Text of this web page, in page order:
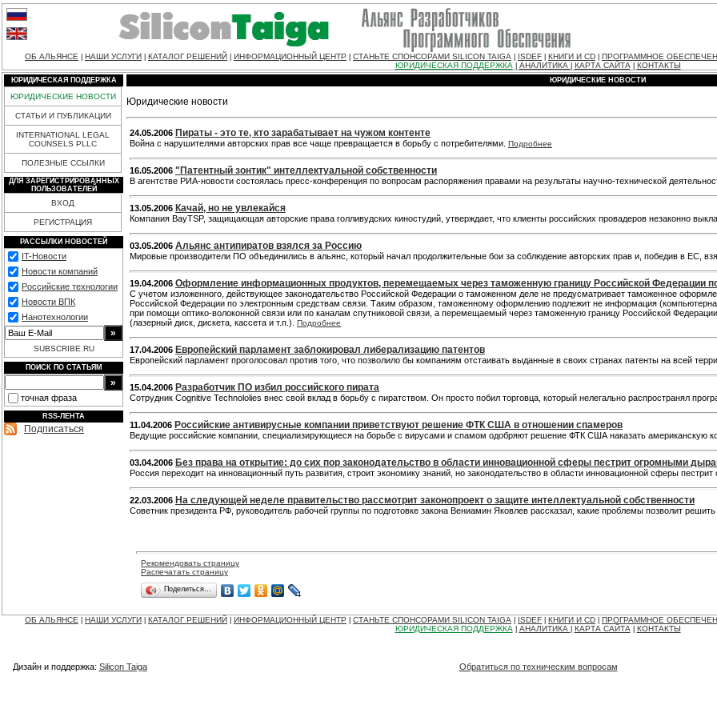
ОБ АЛЬЯНСЕ НАШИ УСЛУГИ КАТАЛОГ РЕШЕНИЙ ИНФОРМАЦИОННЫЙ ЦЕНТР СТАНЬТЕ СПОНСОРАМИ SILICON TAIGA ISDEF КНИГИ И CD
ПРОГРАММНОЕ
ЮРИДИЧЕСКАЯ ПОДДЕРЖКА| АНАЛИТИКА КАРТА САЙТА| КОНТАКТЫ
ЮРИДИЧЕСКАЯ ПОДДЕРЖКА
ЮРИДИЧЕСКИЕ НОВОСТИ
СТАТЬИ И ПУБЛИКАЦИИ
INTERNATIONAL LEGAL
COUNSELS PLLC
ПОЛЕЗНЫЕ ССЫЛКИ
ДЛЯ ЗАРЕГИСТРИРОВАННЫХ
ПОЛЬЗОВАТЕЛЕЙ
ВХОД
РЕГИСТРАЦИЯ
РАССЫЛКИ НОВОСТЕЙ
IT-Новости
Новости компаний
Российские технологии
Новости ВПК
Нанотехнологии
SUBSCRIBE.RU
ПОИСК ПО СТАТЬЯМ
точная фраза
RSS-ЛЕНТА
Подписаться
ЮРИДИЧЕСКИЕ НОВОСТИ
Юридические новости
24.05.2006 Пираты - это те, кто зарабатывает на чужом контенте
Война с нарушителями авторских прав все чаще превращается в борьбу с потребителями. Подробнее
16.05.2006 "Патентный зонтик" интеллектуальной собственности
В агентстве РИА-новости состоялась пресс-конференция по вопросам распоряжения правами на результаты научно-технической
13.05.2006 Качай, но не увлекайся
Компания BayTSP, защищающая авторские права голливудских киностудий, утверждает, что клиенты российских провадеров незаконно
03.05.2006 Альянс антипиратов взялся за Россию
Мировые производители ПО объединились в альянс, который начал продолжительные бои за соблюдение авторских прав и, победив в ЕС,
19.04.2006 Оформление информационных продуктов, перемещаемых через таможенную границу Российской Федерации
С учетом изложенного, действующее законодательство Российской Федерации о таможенном деле не предусматривает таможенное
Российской Федерации по электронным средствам связи. Таким образом, таможенному оформлению подлежит не информация
при помощи оптико-волоконной связи или по каналам спутниковой связи, а перемещаемый через таможенную границу Российской
(лазерный диск, дискета, кассета и т.п.). Подробнее
17.04.2006 Европейский парламент заблокировал либерализацию патентов
Европейский парламент проголосовал против того, что позволило бы компаниям отстаивать выданные в своих странах патенты на всей
15.04.2006 Разработчик ПО избил российского пирата
Сотрудник Cognitive Technololies внес свой вклад в борьбу с пиратством. Он просто побил торговца, который нелегально распространял
11.04.2006 Российские антивирусные компании приветствуют решение ФТК США в отношении спамеров
Ведущие российские компании, специализирующиеся на борьбе с вирусами и спамом одобряют решение ФТК США наказать
03.04.2006 Без права на открытие: до сих пор законодательство в области инновационной сферы пестрит огромными
Россия переходит на инновационный путь развития, строит экономику знаний, но законодательство в области инновационной сферы
22.03.2006 На следующей неделе правительство рассмотрит законопроект о защите интеллектуальной собственности
Советник президента РФ, руководитель рабочей группы по подготовке закона Вениамин Яковлев рассказал, какие проблемы позволит
Рекомендовать страницу
Распечатать страницу
Поделиться…
ОБ АЛЬЯНСЕ НАШИ УСЛУГИ КАТАЛОГ РЕШЕНИЙ ИНФОРМАЦИОННЫЙ ЦЕНТР СТАНЬТЕ СПОНСОРАМИ SILICON TAIGA ISDEF КНИГИ И CD
ПРОГРАММНОЕ
ЮРИДИЧЕСКАЯ ПОДДЕРЖКА| АНАЛИТИКА КАРТА САЙТА| КОНТАКТЫ
Дизайн и поддержка: Silicon Taiga Обратиться по техническим вопросам